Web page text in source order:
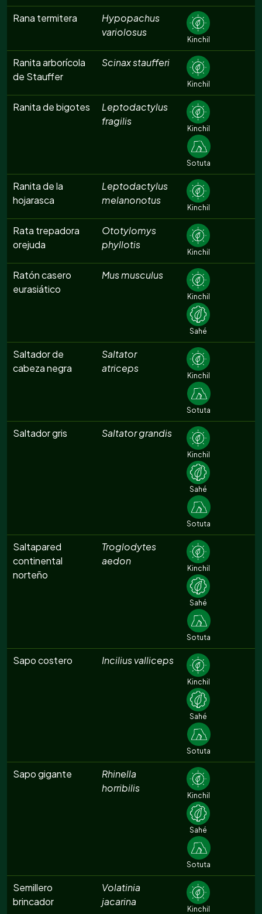
Rana termitera
Hypopachus
variolosus
Kinchil
Ranita arborícola
de Stauffer
Scinax staufferi
Kinchil
Ranita de bigotes
Leptodactylus
fragilis
Kinchil
Sotuta
Ranita de la
hojarasca
Leptodactylus
melanonotus
Kinchil
Rata trepadora
orejuda
Ototylomys
phyllotis
Kinchil
Ratón casero
eurasiático
Mus musculus
Kinchil
Sahé
Saltador de
cabeza negra
Saltator
atriceps
Kinchil
Sotuta
Saltador gris Saltator grandis
Kinchil
Sahé
Sotuta
Saltapared
continental
norteño
Troglodytes
aedon
Kinchil
Sahé
Sotuta
Sapo costero Incilius valliceps
Kinchil
Sahé
Sotuta
Sapo gigante
Rhinella
horribilis
Kinchil
Sahé
Sotuta
Semillero
brincador
Volatinia
jacarina
Kinchil